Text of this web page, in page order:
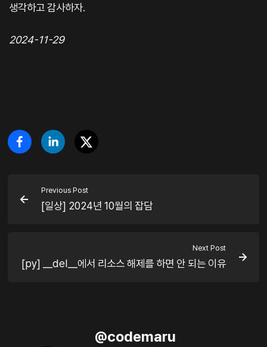
생각하고 감사하자.
2024-11-29
Previous Post
[일상] 2024년 10월의 잡담
Next Post
[py] __del__에서 리소스 해제를 하면 안 되는 이유
@codemaru